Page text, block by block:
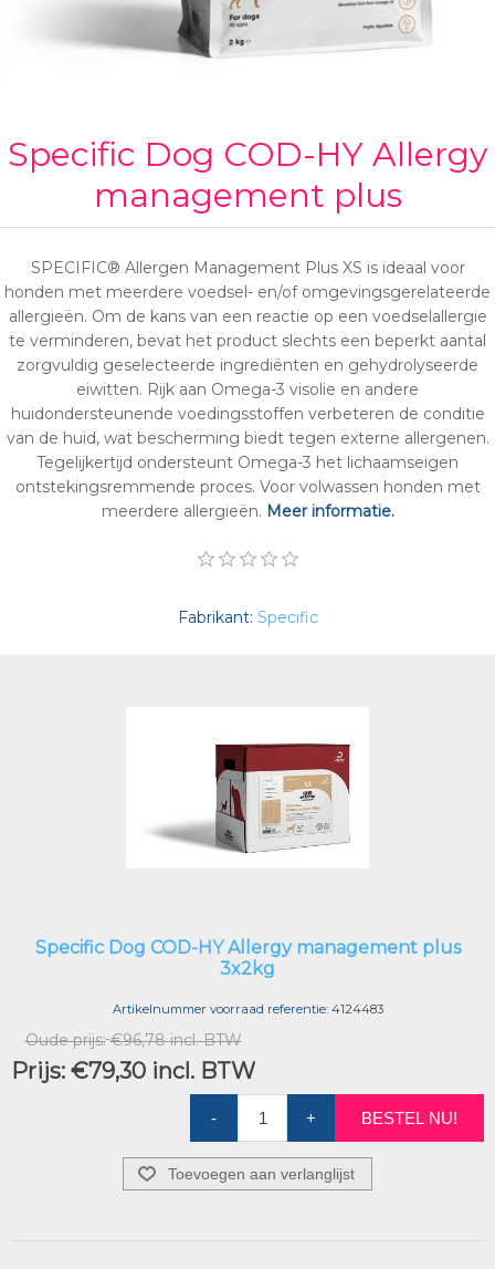
Specific Dog COD-HY Allergy
management plus
SPECIFIC® Allergen Management Plus XS is ideaal voor
honden met meerdere voedsel- en/of omgevingsgerelateerde
allergieën. Om de kans van een reactie op een voedselallergie
te verminderen, bevat het product slechts een beperkt aantal
zorgvuldig geselecteerde ingrediënten en gehydrolyseerde
eiwitten. Rijk aan Omega-3 visolie en andere
huidondersteunende voedingsstoffen verbeteren de conditie
van de huid, wat bescherming biedt tegen externe allergenen.
Tegelijkertijd ondersteunt Omega-3 het lichaamseigen
ontstekingsremmende proces. Voor volwassen honden met
meerdere allergieën. Meer informatie.
Fabrikant: Specific
Specific Dog COD-HY Allergy management plus
3x2kg
Artikelnummer voorraad referentie: 4124483
Oude prijs: €96,78 incl. BTW
Prijs: €79,30 incl. BTW
- + BESTEL NU!
Toevoegen aan verlanglijst